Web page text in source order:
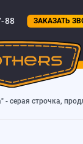
88 ЗАКАЗАТЬ
- серая строчка,